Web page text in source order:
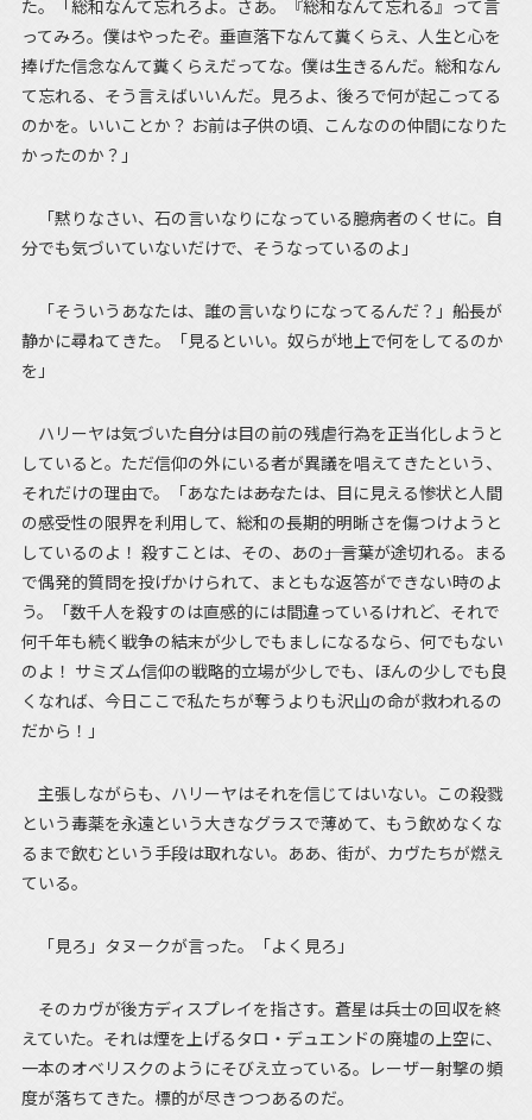
た。「総和なんて忘れろよ。さあ。『総和なんて忘れる』って言
ってみろ。僕はやったぞ。垂直落下なんて糞くらえ、人生と心を
捧げた信念なんて糞くらえだってな。僕は生きるんだ。総和なん
て忘れる、そう言えばいいんだ。見ろよ、後ろで何が起こってる
のかを。いいことか？ お前は子供の頃、こんなのの仲間になりた
かったのか？」
「黙りなさい、石の言いなりになっている臆病者のくせに。自
分でも気づいていないだけで、そうなっているのよ」
「そういうあなたは、誰の言いなりになってるんだ？」船長が
静かに尋ねてきた。「見るといい。奴らが地上で何をしてるのか
を」
ハリーヤは気づいた――自分は目の前の残虐行為を正当化しようと
していると。ただ信仰の外にいる者が異議を唱えてきたという、
それだけの理由で。「あなたは――あなたは、目に見える惨状と人間
の感受性の限界を利用して、総和の長期的明晰さを傷つけようと
しているのよ！ 殺すことは、その、あの――」言葉が途切れる。まる
で偶発的質問を投げかけられて、まともな返答ができない時のよ
う。「数千人を殺すのは直感的には間違っているけれど、それで
何千年も続く戦争の結末が少しでもましになるなら、何でもない
のよ！ サミズム信仰の戦略的立場が少しでも、ほんの少しでも良
くなれば、今日ここで私たちが奪うよりも沢山の命が救われるの
だから！」
主張しながらも、ハリーヤはそれを信じてはいない。この殺戮
という毒薬を永遠という大きなグラスで薄めて、もう飲めなくな
るまで飲むという手段は取れない。ああ、街が、カヴたちが燃え
ている。
「見ろ」タヌークが言った。「よく見ろ」
そのカヴが後方ディスプレイを指さす。蒼星は兵士の回収を終
えていた。それは煙を上げるタロ・デュエンドの廃墟の上空に、
一本のオベリスクのようにそびえ立っている。レーザー射撃の頻
度が落ちてきた。標的が尽きつつあるのだ。